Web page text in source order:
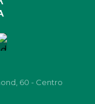
60 - Centro